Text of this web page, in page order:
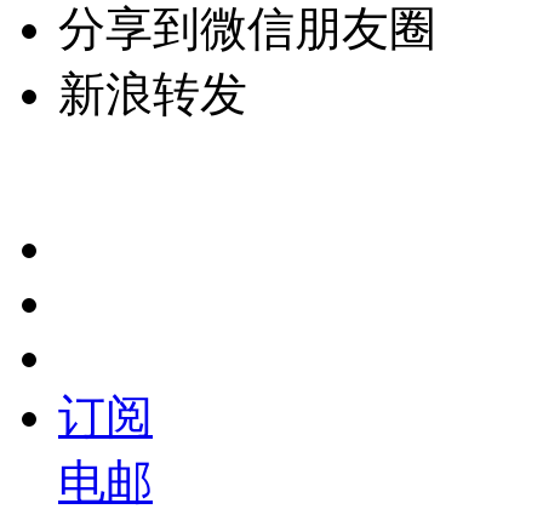
分享到微信朋友圈
新浪转发
订阅
电邮